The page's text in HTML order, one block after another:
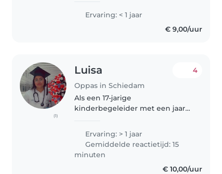
Ervaring: < 1 jaar
€ 9,00/uur
(1)
Luisa
Oppas in Schiedam
4
Als een 17-jarige
kinderbegeleider met een jaar
ik een toegewijde en
empathische zorgverlener. Ik
spreek Nederlands, Engels..
Ervaring: > 1 jaar
Gemiddelde reactietijd: 15
minuten
€ 10,00/uur